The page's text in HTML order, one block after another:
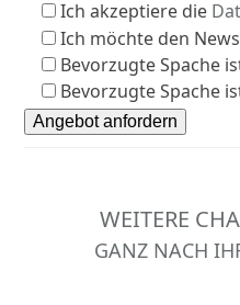
Ich akzeptiere die
Ich möchte den
Bevorzugte Spache
Bevorzugte Spache
WEITERE
GANZ NACH